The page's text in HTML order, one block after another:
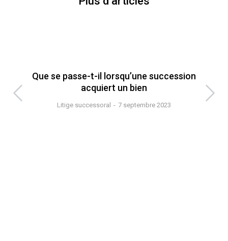
Que se passe-t-il lorsqu’une succession
acquiert un bien
Litige successoral 7 septembre 2023